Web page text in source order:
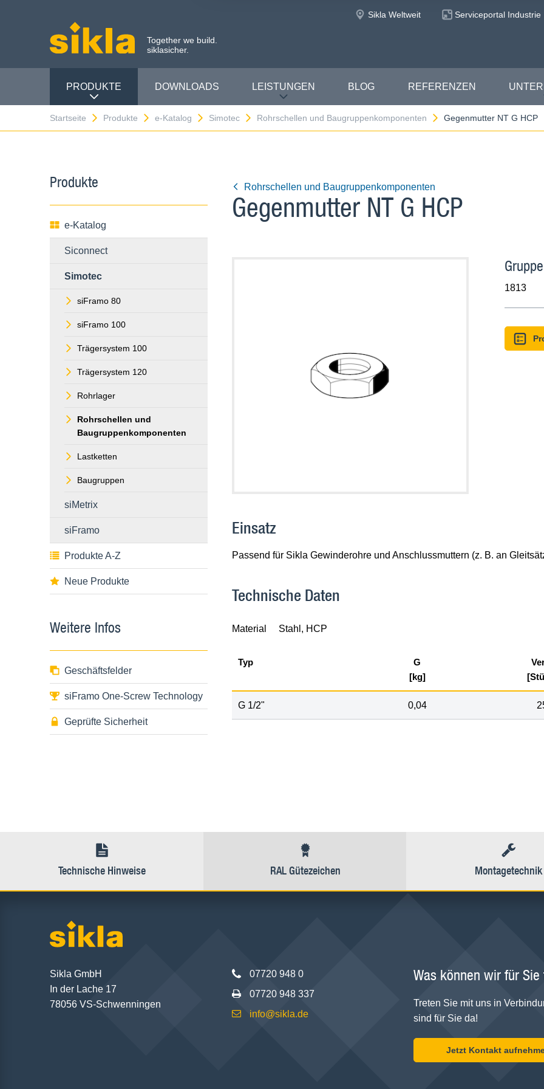
Together we build.
siklasicher.
Sikla Weltweit Serviceportal Industrie
PRODUKTE DOWNLOADS LEISTUNGEN BLOG REFERENZEN
Startseite Produkte e-Katalog Simotec Rohrschellen und Baugruppenkomponenten Gegenmutter NT G HCP
Produkte
e-Katalog
Siconnect
Simotec
siFramo 80
siFramo 100
Trägersystem 100
Trägersystem 120
Rohrlager
Rohrschellen und
Baugruppenkomponenten
Lastketten
Baugruppen
siMetrix
siFramo
Produkte A-Z
Neue Produkte
Weitere Infos
Geschäftsfelder
siFramo One-Screw Technology
Geprüfte Sicherheit
Rohrschellen und Baugruppenkomponenten
Gegenmutter NT G HCP
1813
Einsatz
Passend für Sikla Gewinderohre und Anschlussmuttern (z. B. an
Technische Daten
Material Stahl, HCP
Typ
G
[kg]
G 1/2" 0,04
Technische Hinweise RAL Gütezeichen Montagetechnik
Sikla GmbH
In der Lache 17
78056 VS-Schwenningen
07720 948 0
07720 948 337
info@sikla.de
Was können wir für Sie
Treten Sie mit uns in
sind für Sie da!
Jetzt Kontakt